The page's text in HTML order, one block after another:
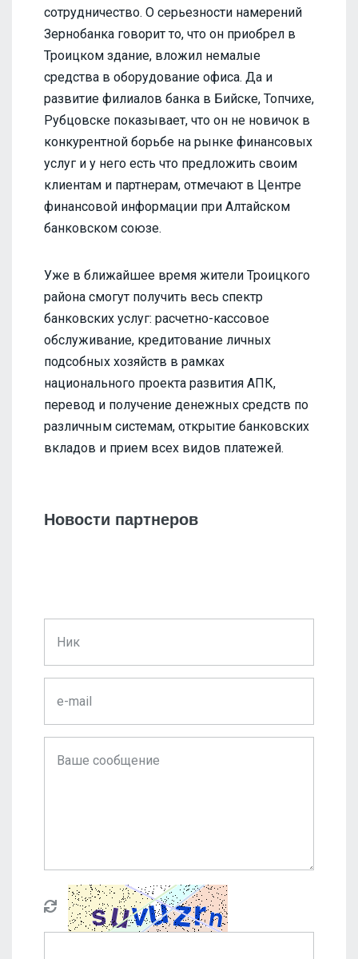
сотрудничество. О серьезности намерений
Зернобанка говорит то, что он приобрел в
Троицком здание, вложил немалые
средства в оборудование офиса. Да и
развитие филиалов банка в Бийске, Топчихе,
Рубцовске показывает, что он не новичок в
конкурентной борьбе на рынке финансовых
услуг и у него есть что предложить своим
клиентам и партнерам, отмечают в Центре
финансовой информации при Алтайском
банковском союзе.
Уже в ближайшее время жители Троицкого
района смогут получить весь спектр
банковских услуг: расчетно-кассовое
обслуживание, кредитование личных
подсобных хозяйств в рамках
национального проекта развития АПК,
перевод и получение денежных средств по
различным системам, открытие банковских
вкладов и прием всех видов платежей.
Новости партнеров